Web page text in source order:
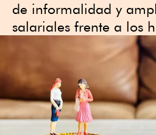
de informalidad y
salariales frente a los